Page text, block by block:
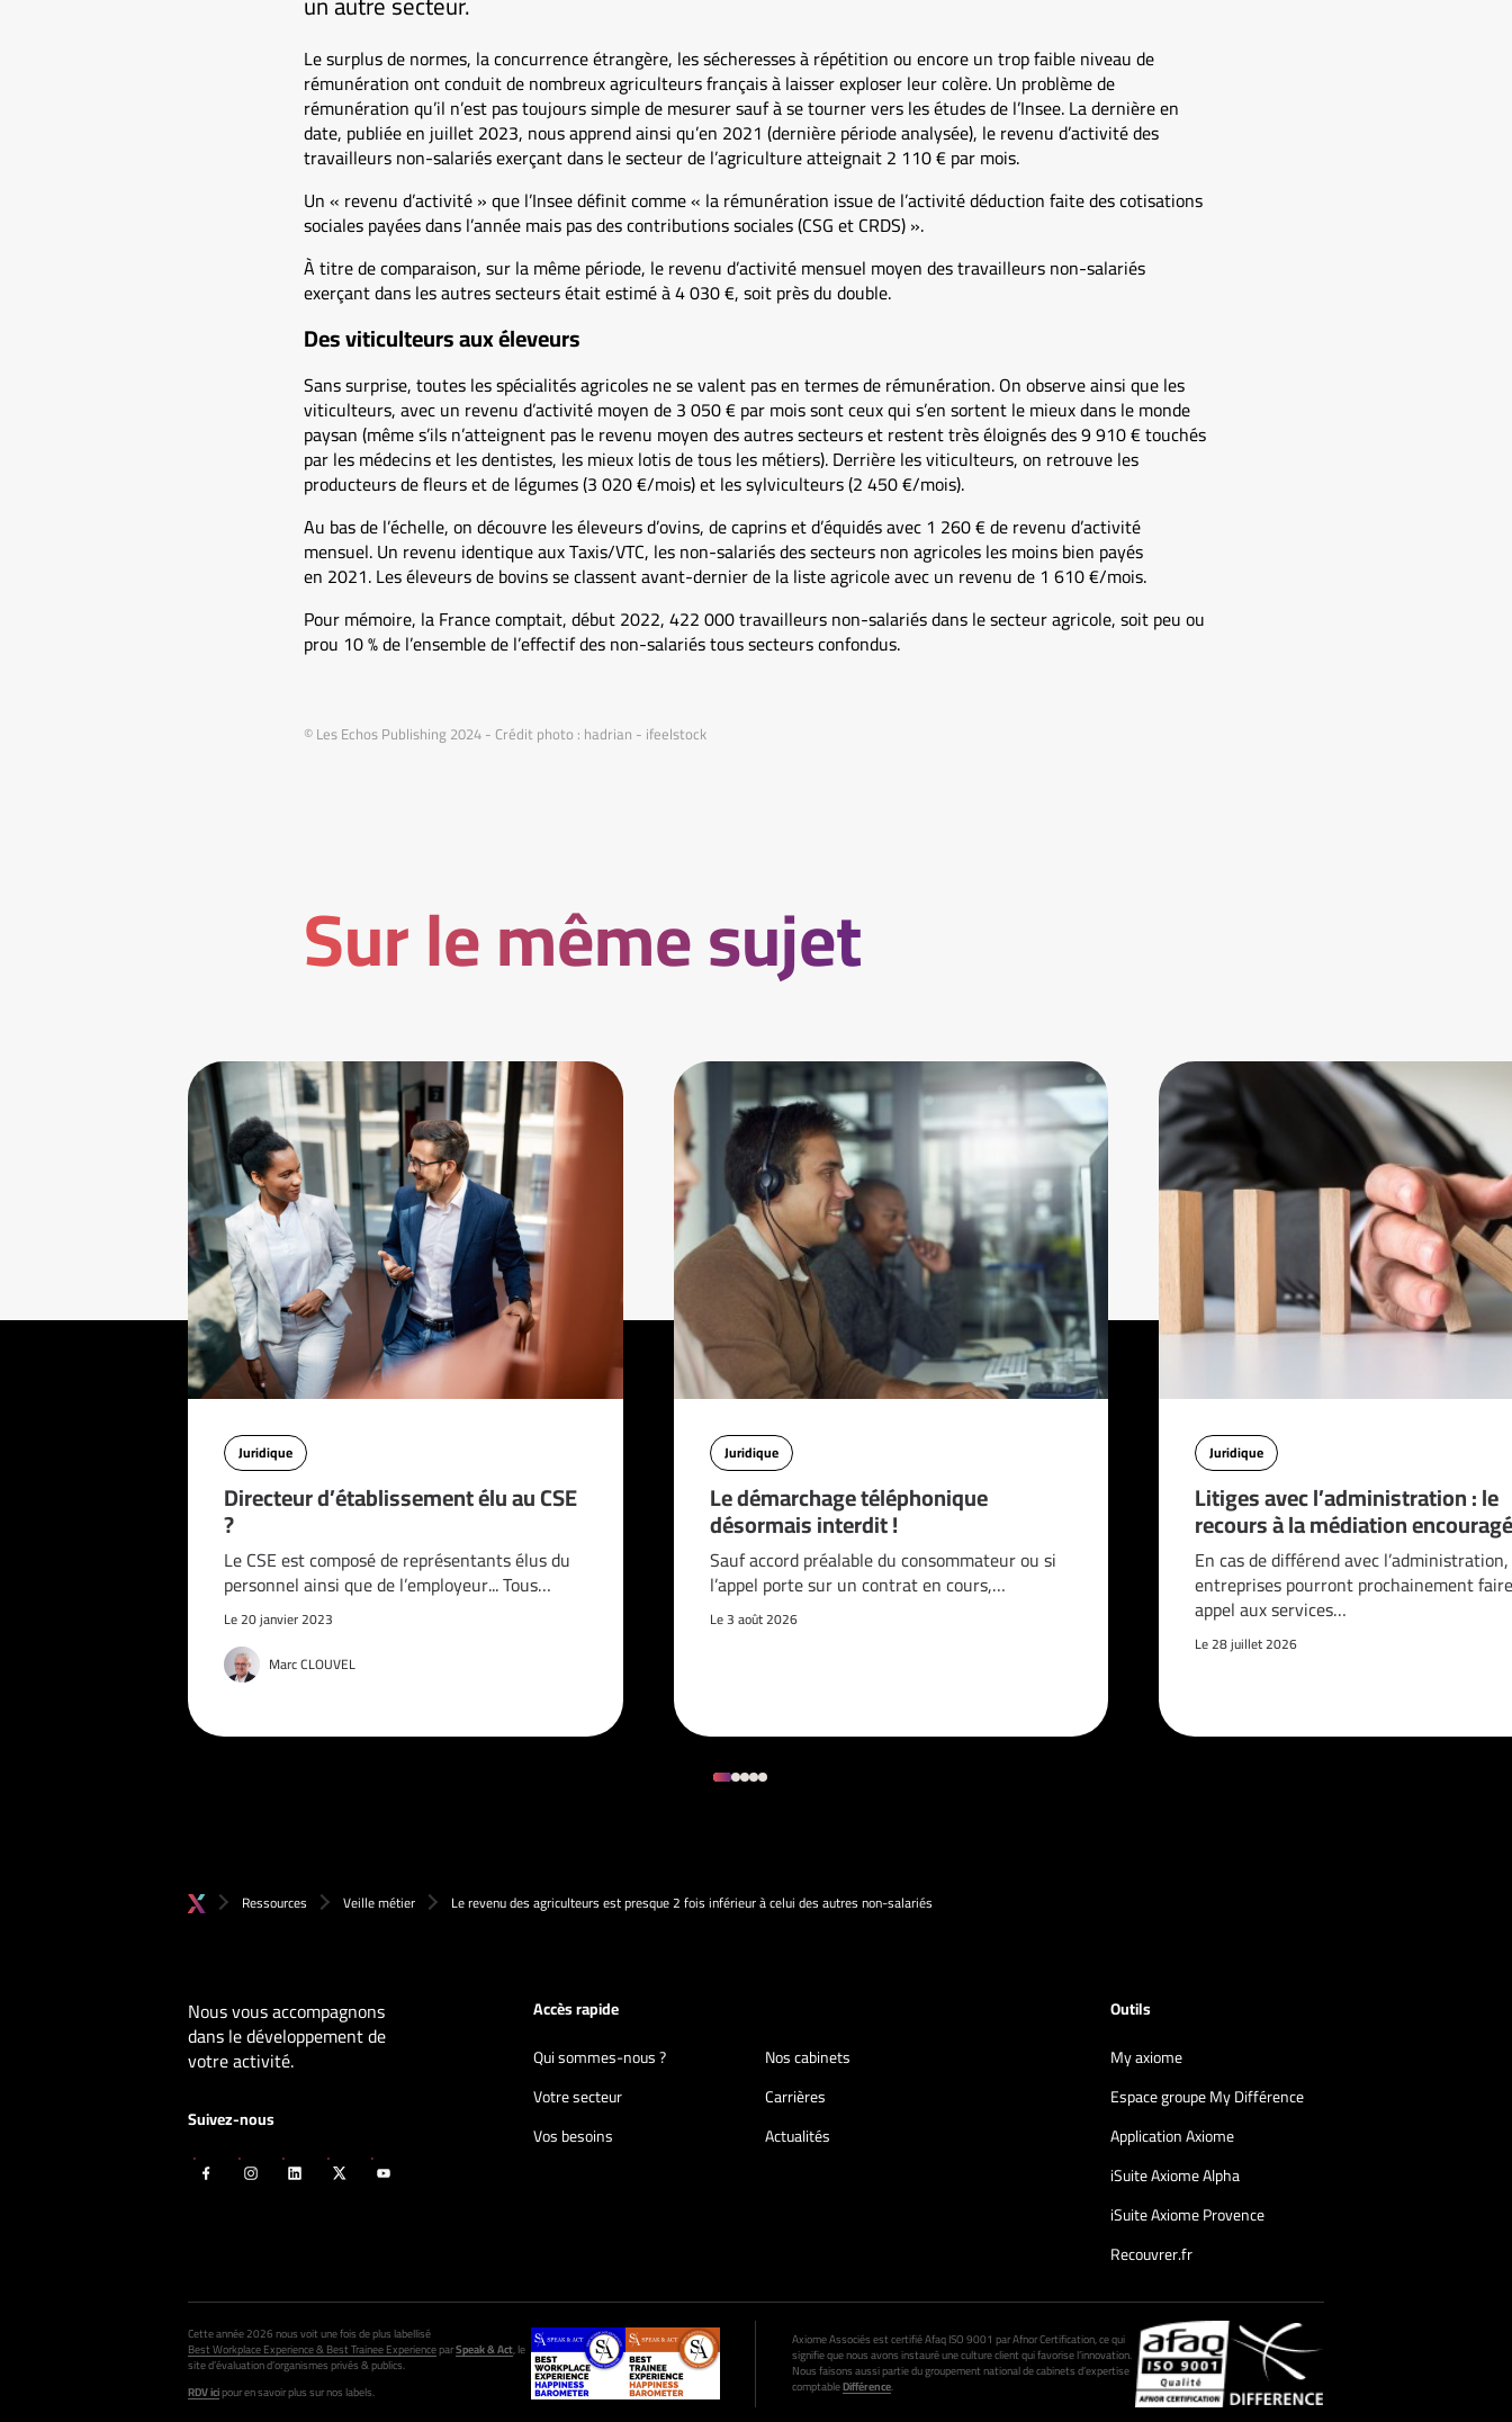
Le surplus de normes, la concurrence étrangère, les sécheresses à répétition ou encore un trop faible niveau de
rémunération ont conduit de nombreux agriculteurs français à laisser exploser leur colère. Un problème de
rémunération qu’il n’est pas toujours simple de mesurer sauf à se tourner vers les études de l’Insee. La dernière en
date, publiée en juillet 2023, nous apprend ainsi qu’en 2021 (dernière période analysée), le revenu d’activité des
travailleurs non-salariés exerçant dans le secteur de l’agriculture atteignait 2 110 € par mois.
Un « revenu d’activité » que l’Insee définit comme « la rémunération issue de l’activité déduction faite des cotisations
sociales payées dans l’année mais pas des contributions sociales (CSG et CRDS) ».
À titre de comparaison, sur la même période, le revenu d’activité mensuel moyen des travailleurs non-salariés
exerçant dans les autres secteurs était estimé à 4 030 €, soit près du double.
Des viticulteurs aux éleveurs
Sans surprise, toutes les spécialités agricoles ne se valent pas en termes de rémunération. On observe ainsi que les
viticulteurs, avec un revenu d’activité moyen de 3 050 € par mois sont ceux qui s’en sortent le mieux dans le monde
paysan (même s’ils n’atteignent pas le revenu moyen des autres secteurs et restent très éloignés des 9 910 € touchés
par les médecins et les dentistes, les mieux lotis de tous les métiers). Derrière les viticulteurs, on retrouve les
producteurs de fleurs et de légumes (3 020 €/mois) et les sylviculteurs (2 450 €/mois).
Au bas de l’échelle, on découvre les éleveurs d’ovins, de caprins et d’équidés avec 1 260 € de revenu d’activité
mensuel. Un revenu identique aux Taxis/VTC, les non-salariés des secteurs non agricoles les moins bien payés
en 2021. Les éleveurs de bovins se classent avant-dernier de la liste agricole avec un revenu de 1 610 €/mois.
Pour mémoire, la France comptait, début 2022, 422 000 travailleurs non-salariés dans le secteur agricole, soit peu ou
prou 10 % de l’ensemble de l’effectif des non-salariés tous secteurs confondus.
© Les Echos Publishing 2024 - Crédit photo : hadrian - ifeelstock
Sur le même sujet
Juridique
Directeur d’établissement élu au CSE
?
Le CSE est composé de représentants élus du
personnel ainsi que de l’employeur... Tous…
Le 20 janvier 2023
Marc CLOUVEL
Juridique
Le démarchage téléphonique
désormais interdit !
Sauf accord préalable du consommateur ou si
l’appel porte sur un contrat en cours,…
Le 3 août 2026
Juridique
Litiges avec l’administration : le
recours à la médiation
En cas de différend avec
entreprises pourront prochainement faire
appel aux services…
Le 28 juillet 2026
Ressources Veille métier Le revenu des agriculteurs est presque 2 fois inférieur à celui des autres non-salariés
Nous vous accompagnons
dans le développement de
votre activité.
Suivez-nous
Accès rapide
Qui sommes-nous ?
Nos cabinets
Votre secteur
Carrières
Vos besoins
Actualités
Outils
My axiome
Espace groupe My Différence
Application Axiome
iSuite Axiome Alpha
iSuite Axiome Provence
Recouvrer.fr
Cette année 2026 nous voit une fois de plus labellisé
Best Workplace Experience & Best Trainee ExperienceparSpeak & Act, le
site d’évaluation d’organismes privés & publics.
RDV icipour en savoir plus sur nos labels.
Axiome Associés est certifié Afaq ISO 9001 par Afnor Certification, ce qui
signifie que nous avons instauré une culture client qui favorise l’innovation.
Nous faisons aussi partie du groupement national de cabinets d’expertise
comptableDifférence.